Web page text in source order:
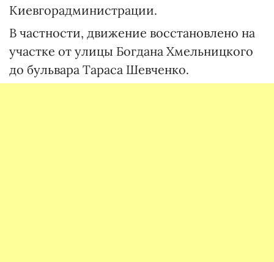
Киевгорадминистрации.
В частности, движение восстановлено на
участке от улицы Богдана Хмельницкого
до бульвара Тараса Шевченко.